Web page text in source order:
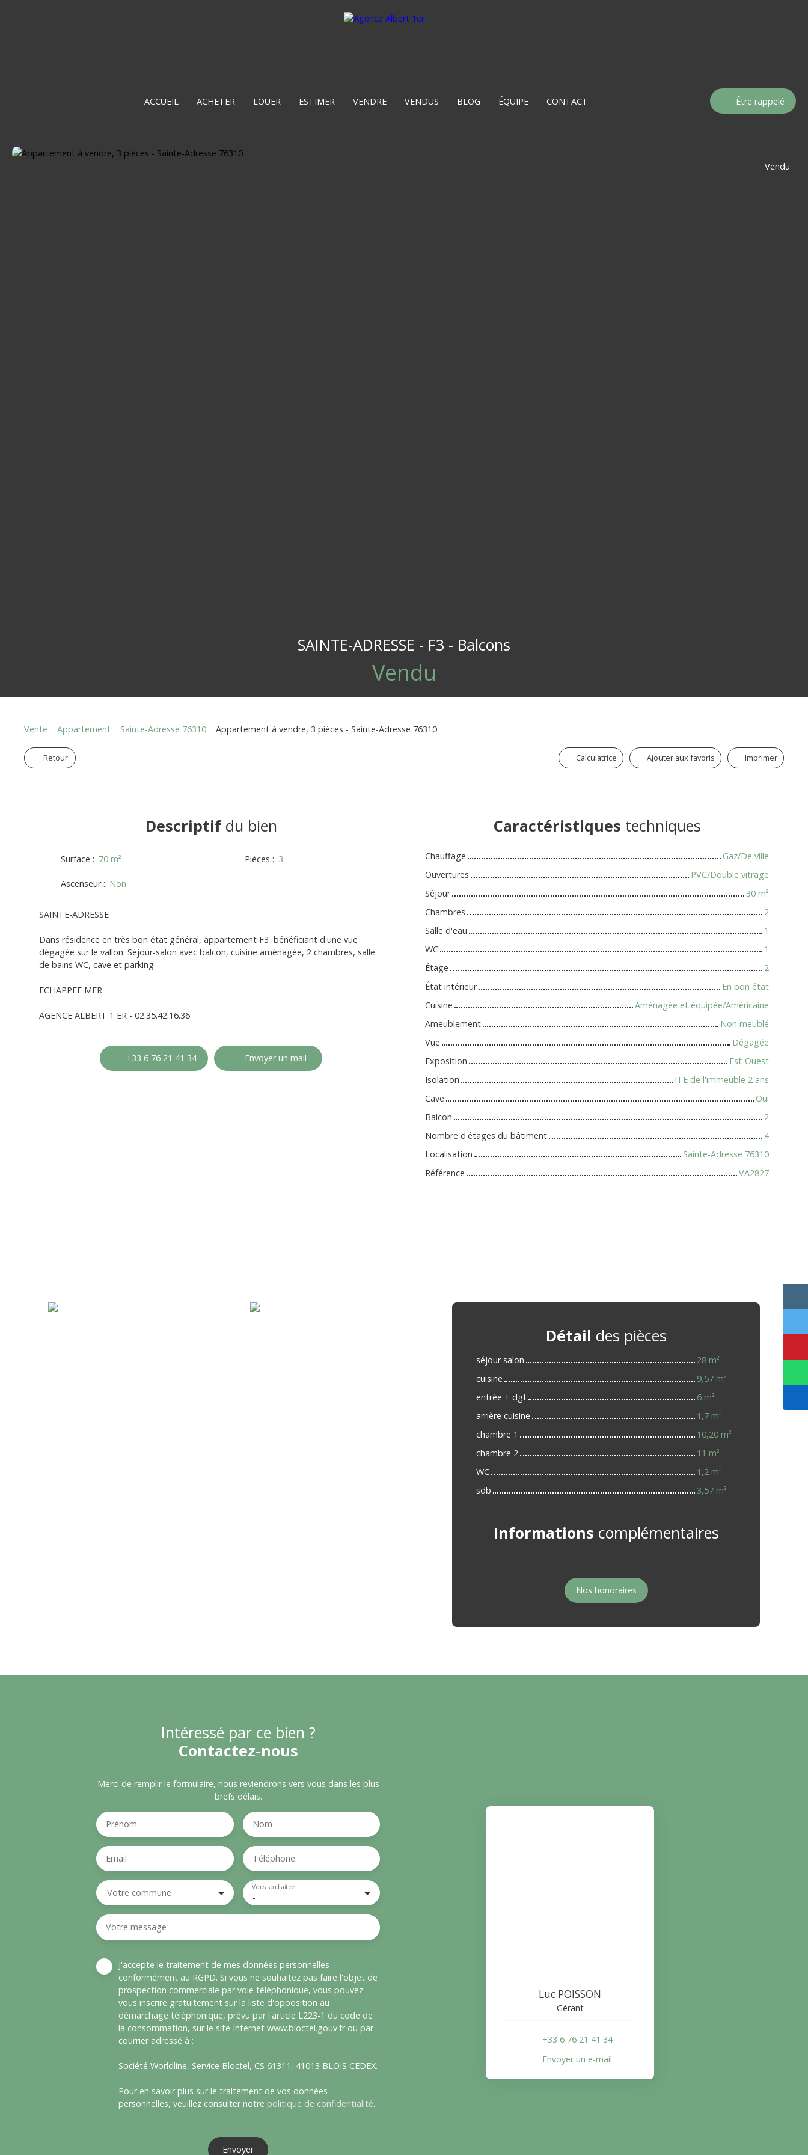
ACCUEIL ACHETER LOUER ESTIMER VENDRE VENDUS BLOG ÉQUIPE CONTACT Être rappelé
Vendu
SAINTE-ADRESSE - F3 - Balcons
Vendu
Vente Appartement Sainte-Adresse 76310 Appartement à vendre, 3 pièces - Sainte-Adresse 76310
Retour Calculatrice Ajouter aux favoris Imprimer
Descriptifdu bien
Surface : 70 m² Pièces : 3
Ascenseur: Non
SAINTE-ADRESSE
Dans résidence en très bon état général, appartement F3 bénéficiant d'une vue
dégagée sur le vallon. Séjour-salon avec balcon, cuisine aménagée, 2 chambres, salle
de bains WC, cave et parking
ECHAPPEE MER
AGENCE ALBERT 1 ER - 02.35.42.16.36
+33 6 76 21 41 34 Envoyer un mail
Caractéristiques techniques
Chauffage
Gaz/De ville
Ouvertures
PVC/Double vitrage
Séjour
30 m²
Chambres
2
Salle d'eau
1
WC
1
Étage
2
État intérieur
En bon état
Cuisine
Aménagée et équipée/Américaine
Ameublement
Non meublé
Vue
Dégagée
Exposition
Est-Ouest
Isolation
ITE de l'immeuble 2 ans
Cave
Oui
Balcon
2
Nombre d'étages du bâtiment
4
Localisation
Sainte-Adresse 76310
Référence
VA2827
Détail des pièces
séjour salon
28 m²
cuisine
9,57 m²
entrée + dgt
6 m²
arrière cuisine
1,7 m²
chambre 1
10,20 m²
chambre 2
11 m²
WC
1,2 m²
sdb
3,57 m²
Informations complémentaires
Nos honoraires
Intéressé par ce bien ?
Contactez-nous
Merci de remplir le formulaire, nous reviendrons vers vous dans les plus
brefs délais.
Prénom Nom
Email Téléphone
Votre commune -
Vous souhaitez
Votre message
J'accepte le traitement de mes données personnelles
conformément au RGPD. Si vous ne souhaitez pas faire l'objet de
prospection commerciale par voie téléphonique, vous pouvez
vous inscrire gratuitement sur la liste d'opposition au
démarchage téléphonique, prévu par l'article L223-1 du code de
la consommation, sur le site Internet www.bloctel.gouv.fr ou par
courrier adressé à :
Société Worldline, Service Bloctel, CS 61311, 41013 BLOIS CEDEX.
Pour en savoir plus sur le traitement de vos données
personnelles, veuillez consulter notre politique de confidentialité.
Envoyer
Luc POISSON
Gérant
+33 6 76 21 41 34
Envoyer un e-mail